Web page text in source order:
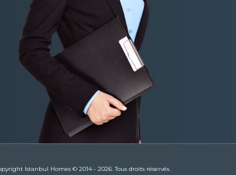
Istanbul Homes © 2014 - 2026. Tous droits réservés.